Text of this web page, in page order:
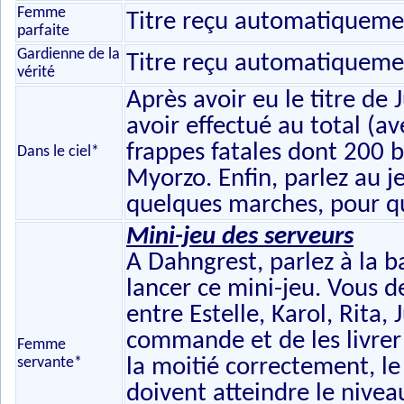
Femme
parfaite
Titre reçu
Gardienne de la
vérité
Titre reçu
Dans le ciel*
Après avoir eu le titre de
avoir effectué au total
frappes fatales dont 200
Myorzo. Enfin, parlez au
quelques marches, pour
Femme
servante*
Mini-jeu des serveurs
A Dahngrest, parlez à la
lancer ce mini-jeu. Vous
entre Estelle, Karol, Rita,
commande et de les
la moitié correctement, le
doivent atteindre le